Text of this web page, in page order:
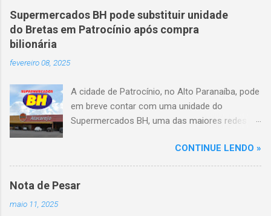
veículo, atravessou o canteiro central e
capotou em uma alça de acesso. Entre as
vítimas fatais, há duas crianças de
Supermercados BH pode substituir unidade
do Bretas em Patrocínio após compra
bilionária
fevereiro 08, 2025
A cidade de Patrocínio, no Alto Paranaíba, pode
em breve contar com uma unidade do
Supermercados BH, uma das maiores redes do
o braço mineiro da rede Bretas por R$ 716
milhões, conforme anunciado na última sexta-
CONTINUE LENDO »
Nota de Pesar
maio 11, 2025